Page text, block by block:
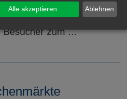
Aalen
überlegt, die
Besucher zum ...
Ablehnen
Alle akzeptieren